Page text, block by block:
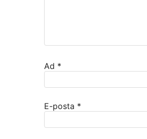
Ad *
E-posta *